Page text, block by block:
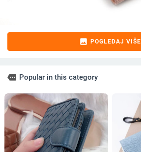
image POGLEDAJ VIŠE
more Popular in this category